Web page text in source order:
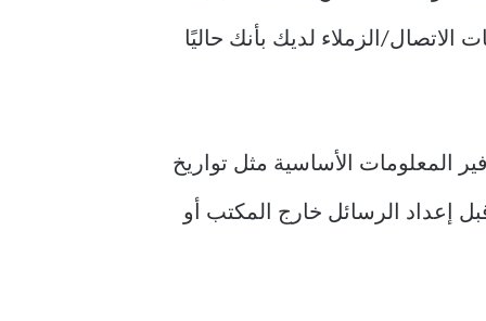
الاتصال/الزملاء لديك بأنك حاليًا
المعلومات الأساسية مثل تواريخ
إعداد الرسائل خارج المكتب أو